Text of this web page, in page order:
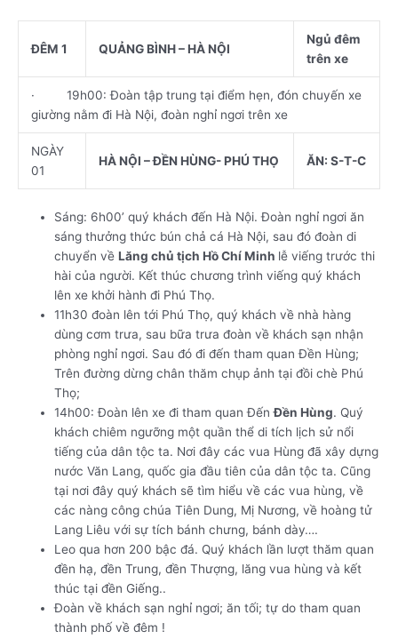
ĐÊM 1 QUẢNG BÌNH – HÀ NỘI
Ngủ đêm
trên xe
· 19h00: Đoàn tập trung tại điểm hẹn, đón chuyến xe
giường nằm đi Hà Nội, đoàn nghỉ ngơi trên xe
NGÀY
01
HÀ NỘI – ĐỀN HÙNG- PHÚ THỌ ĂN: S-T-C
Sáng: 6h00’ quý khách đến Hà Nội. Đoàn nghỉ ngơi ăn
sáng thưởng thức bún chả cá Hà Nội, sau đó đoàn di
chuyển vềLăng chủ tịch Hồ Chí Minh lễ viếng trước thi
hài của người. Kết thúc chương trình viếng quý khách
lên xe khởi hành đi Phú Thọ.
11h30 đoàn lên tới Phú Thọ, quý khách về nhà hàng
dùng cơm trưa, sau bữa trưa đoàn về khách sạn nhận
phòng nghỉ ngơi. Sau đó đi đến tham quan Đền Hùng;
Trên đường dừng chân thăm chụp ảnh tại đồi chè Phú
Thọ;
14h00: Đoàn lên xe đi tham quan ĐếnĐền Hùng. Quý
khách chiêm ngưỡng một quần thể di tích lịch sử nổi
tiếng của dân tộc ta. Nơi đây các vua Hùng đã xây dựng
nước Văn Lang, quốc gia đầu tiên của dân tộc ta. Cũng
tại nơi đây quý khách sẽ tìm hiểu về các vua hùng, về
các nàng công chúa Tiên Dung, Mị Nương, về hoàng tử
Lang Liêu với sự tích bánh chưng, bánh dày….
Leo qua hơn 200 bậc đá. Quý khách lần lượt thăm quan
đền hạ, đền Trung, đền Thượng, lăng vua hùng và kết
thúc tại đền Giếng..
Đoàn về khách sạn nghỉ ngơi; ăn tối; tự do tham quan
thành phố về đêm !